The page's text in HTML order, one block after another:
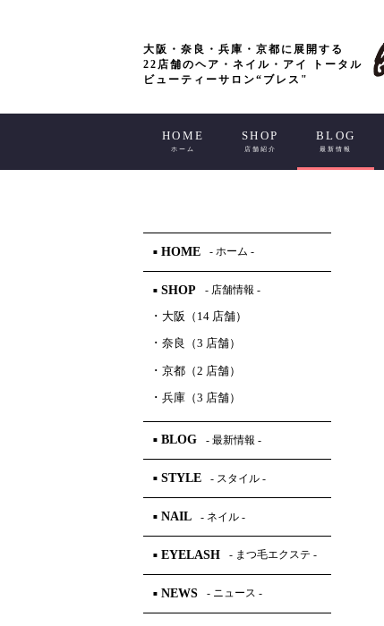
大阪・奈良・兵庫・京都に展開する
22店舗のヘア・ネイル・アイ トータル
ビューティーサロン“ブレス"
HOME
ホーム
SHOP
店舗紹介
BLOG
最新情報
■ HOME - ホーム -
■ SHOP - 店舗情報 -
･ 大阪（14 店舗）
･ 奈良（3 店舗）
･ 京都（2 店舗）
･ 兵庫（3 店舗）
■ BLOG - 最新情報 -
■ STYLE - スタイル -
■ NAIL - ネイル -
■ EYELASH - まつ毛エクステ -
■ NEWS - ニュース -